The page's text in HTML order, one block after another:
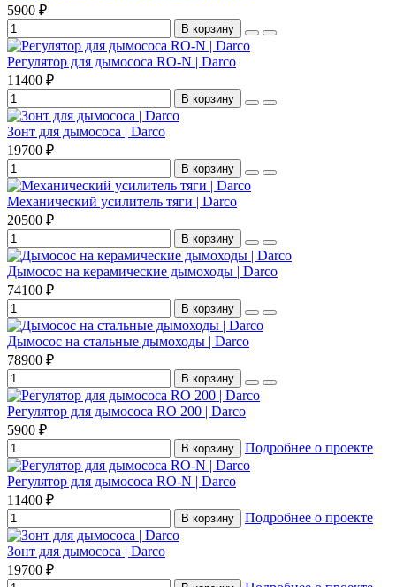
5900 ₽
В корзину
Регулятор для дымососа RO-N | Darco
11400 ₽
В корзину
Зонт для дымососа | Darco
19700 ₽
В корзину
Механический усилитель тяги | Darco
20500 ₽
В корзину
Дымосос на керамические дымоходы | Darco
74100 ₽
В корзину
Дымосос на стальные дымоходы | Darco
78900 ₽
В корзину
Регулятор для дымососа RO 200 | Darco
5900 ₽
В корзину Подробнее о проекте
Регулятор для дымососа RO-N | Darco
11400 ₽
В корзину Подробнее о проекте
Зонт для дымососа | Darco
19700 ₽